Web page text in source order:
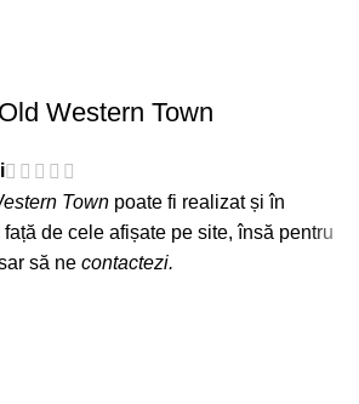
Western Town
Town poate fi realizat și în
față de cele afișate pe site, însă pentru
să ne contactezi.